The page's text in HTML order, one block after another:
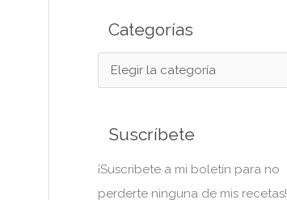
Categorías
a
Suscríbete
¡Suscribete a mi boletín para no
perderte ninguna de mis recetas!